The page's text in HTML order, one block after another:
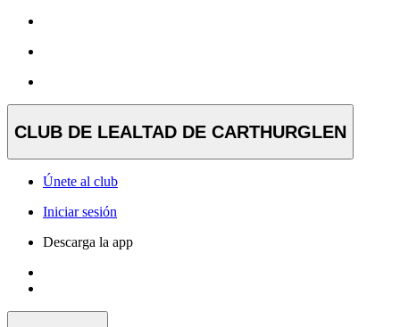
CLUB DE LEALTAD DE CARTHURGLEN
Únete al club
Iniciar sesión
Descarga la app